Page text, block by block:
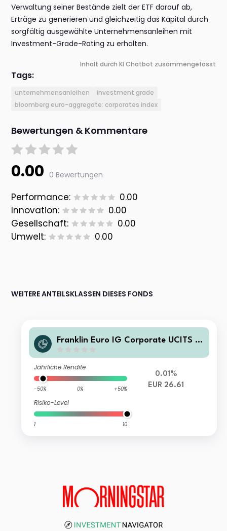
Verwaltung seiner Bestände zielt der ETF darauf ab,
Erträge zu generieren und gleichzeitig das Kapital durch
sorgfältig ausgewählte Unternehmensanleihen mit
Investment-Grade-Rating zu erhalten.
Inhalt durch KI Chatbot zusammengefasst
Tags:
unternehmensanleihen
investment grade
bloomberg euro-aggregate: corporates index
Bewertungen & Kommentare
0.00 0 Bewertungen
Performance:
0.00
Innovation:
0.00
Gesellschaft:
0.00
Umwelt:
0.00
WEITERE ANTEILSKLASSEN DIESES FONDS
Franklin Euro IG Corporate UCITS E
Jährliche Rendite
-50% 0% +50%
Risiko-Level
1 10
0.01%
EUR 26.61